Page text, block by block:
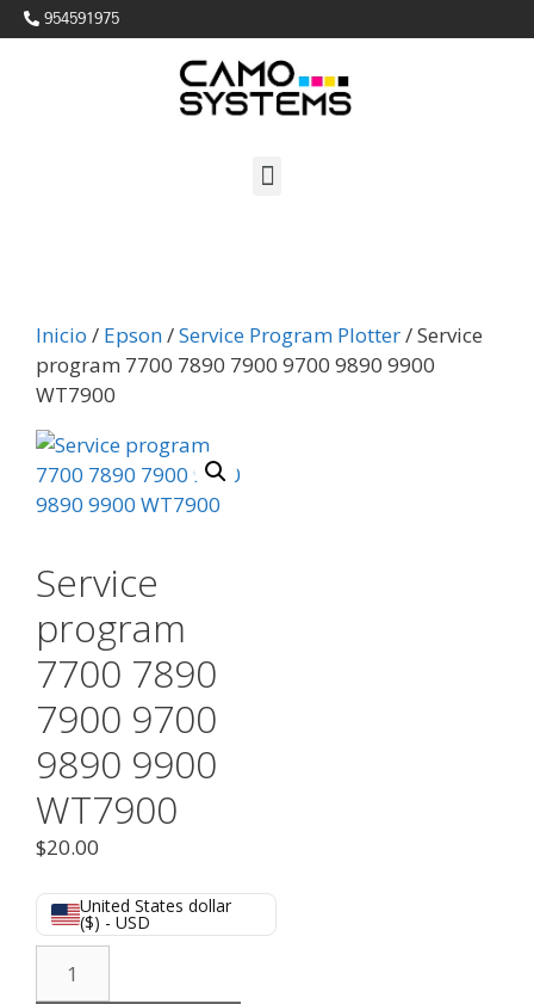
954591975
Inicio / Epson/Service Program Plotter/ Service
program 7700 7890 7900 9700 9890 9900
WT7900
Service
program
7700 7890
7900 9700
9890 9900
WT7900
$20.00
United States dollar
($) - USD